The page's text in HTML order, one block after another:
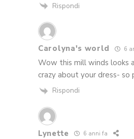
Rispondi
Carolyna's world 6
Wow this mill winds looks
crazy about your dress-
Rispondi
Lynette 6 anni fa